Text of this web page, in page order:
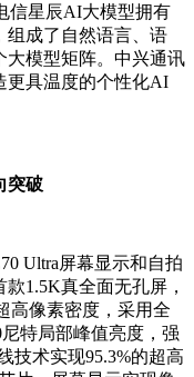
信星辰AI大模型拥有
组成了自然语言、语
大模型矩阵。中兴通讯
更具温度的个性化AI
突破
Ultra屏幕显示和自拍
1.5K真全面无孔屏，
高像素密度，采用全
特局部峰值亮度，强
技术实现95.3%的超高